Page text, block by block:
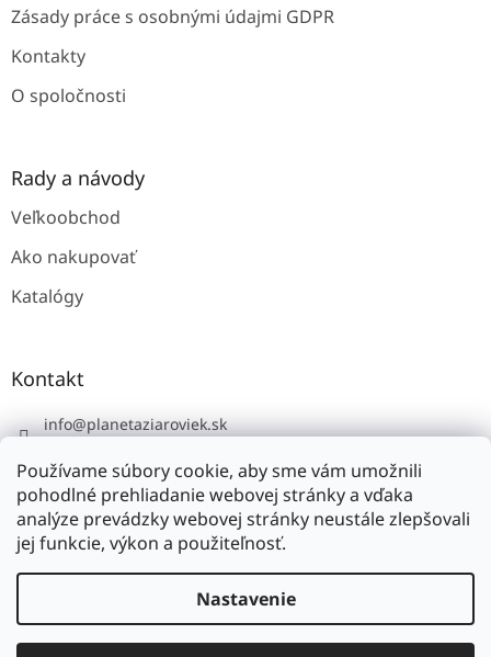
Používame súbory cookie, aby sme vám umožnili
pohodlné prehliadanie webovej stránky a vďaka
analýze prevádzky webovej stránky neustále zlepšovali
jej funkcie, výkon a použiteľnosť.
Nastavenie
Zásady práce s osobnými údajmi GDPR
Kontakty
O spoločnosti
Rady a návody
Veľkoobchod
Ako nakupovať
Katalógy
Kontakt
info@planetaziaroviek.sk
Copyright 2026planétažiaroviek.sk. Všetky práva